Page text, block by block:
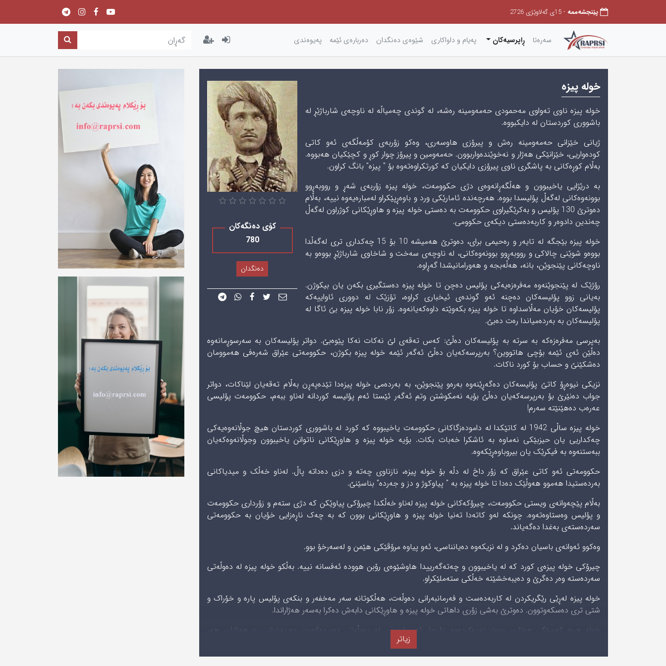
پێنجشەممه - 15ی گەلاوێژی 2726
سەرەتا ڕاپرسیەکان په‌یام و داواكاری‌ شێوه‌ی‌ ده‌نگدان دەربارەی ئێمه پەیوەندی
کۆی دەنگەکان
780
دەنگدان
خولە پیزە
خولە پیزە ناوی تەواوی مەحمودی حەمەومینە رەشە، لە گوندی چەمیاڵە لە ناوچەی شارباژێڕ له
باشووری‌ كوردستان لە دایکبووە.
ژیانی خێزانی حەمەومینە رەش و پیرۆزی هاوسەری، وەکو زۆربەی کۆمەڵگەی ئەو کاتی
کودەواریی، خێزانێکی هەژار و نەخوێندەواربوون. حەمەومین و پیرۆز چوار کوڕ و کچێکیان هەبووە.
بەڵام کوڕەکانی بە پاشگری ناوی پیرۆزی دایکیان کە کورتکراوەتەوە بۆ " پیزە" بانگ کراون.
بە درێژایی یاخیبوون و هەڵگەڕانەوەی دژی حکوومەت، خولە پیزە زۆربەی شەڕ و رووبەڕوو
بوونەوەکانی لەگەڵ پۆلیسدا بووە. هەرچەندە ئامارێکی ورد و باوەڕپێکراو لەمبارەیەوە نییە، بەڵام
دەوترێ 130 پۆلیس و بەکرێگیراوی حکوومەت بە دەستی خولە پیزە و هاوڕێکانی کوژراون لەگەڵ
چەندین دادوەر و کاربەدەستی دیکەی حکوومی.
خولە پیزە بێجگە لە تایەر و رەحیمی برای، دەوترێ هەمیشە 10 بۆ 15 چەکداری تری لەگەڵدا
بووەو شوێنی چالاکی و رووبەڕوو بوونەوەکانی، لە ناوچەی سەخت و شاخاوی شارباژێڕ بووەو بە
ناوچەکانی پێنجوێن، بانە، هەڵەبجە و هەورامانیشدا گەڕاوە.
رۆژێک لە پێنجوێنەوە مەفرەزەیەکی پۆلیس دەچن تا خولە پیزە دەستگیری بکەن یان بیکوژن.
بەیانی زوو پۆلیسەکان دەچنە ئەو گوندەی ئیخباری کراوە، تۆزێک لە دووری ئاواییەکە
پۆلیسەکان خۆیان مەڵاسداوە تا خولە پیزە بکەوێتە داوەکەیانەوە. زۆر نابا خولە پیزە بێ ئاگا لە
پۆلیسەکان بە بەردەمیاندا رەت دەبێ.
بەپرسی مەفرەزەکە بە سرتە بە پۆلیسەکان دەڵێ: کەس تەقەی لێ نەکات نەکا پێوەبێ. دواتر پۆلیسەکان بە سەرسوڕمانەوە
دەڵێن ئەی ئێمە بۆچی هاتووین؟ بەرپرسەکەیان دەڵێ ئەگەر ئێمە خولە پیزە بکوژن، حکوومەتی عێراق شەرەفی هەموومان
دەشکێنێ و حساب بۆ کورد ناکات.
نزیکی نیوەڕۆ کاتێ پۆلیسەکان دەگەڕێنەوە بەرەو پێنجوێن، بە بەردەمی خولە پیزەدا تێدەپەڕن بەڵام تەقەیان لێناکات، دواتر
جواب دەنێرێ بۆ بەرپرسەکەیان دەڵێ بۆیە نەمکوشتن وتم ئەگەر ئێستا ئەم پۆلیسە کوردانە لەناو ببەم، حکوومەت پۆلیسی
عەرەب دەهێنێتە سەرم!
خولە پیزە ساڵی 1942 له‌ كاتێكدا لە دامودەزگاکانی حکوومەت یاخیبووە كه‌ کورد لە باشووری کوردستان هیچ جوڵانەوەیەکی
چەکداریی یان حیزبێکی نەماوە بە ئاشکرا خەبات بکات. بۆیە خولە پیزە و هاوڕێکانی ناتوانن یاخیبوون وجوڵانەوەکەیان
ببەستنەوە بە فیکرێک یان بیروباوەڕێکەوە.
حکوومەتی ئەو کاتی عێراق کە زۆر داخ لە دڵە بۆ خولە پیزە، نازناوی چەتە و دزی دەداتە پاڵ. لەناو خەڵک و میدیاکانی
بەردەستیدا هەموو هەوڵێک دەدا تا خولە پیزە بە " پیاوکوژ و دز و جەردە" بناسێنێ.
بەڵام پێچەوانەی ویستی حکوومەت، چیرۆکەکانی خولە پیزە لەناو خەڵکدا چیرۆکی پیاوێکن کە دژی ستەم و زۆرداری حکوومەت
و پۆلیس وەستاوەتەوە. چونکە لەو کاتەدا تەنیا خولە پیزە و هاوڕێکانی بوون کە بە چەک ناڕەزایی خۆیان بە حکوومەتی
سەردەستەی بەغدا دەگەیاند.
وەکوو ئەوانەی باسیان دەکرد و لە نزیکەوە دەیانناسی، ئەو پیاوە مرۆڤێکی هێمن و لەسەرخۆ بوو.
چیرۆکی خولە پیزەی کورد کە لە یاخیبوون و چەتەگەرییدا هاوشێوەی رۆبن هوودە ئەفسانە نییە. بەڵکو خولە پیزە لە دەوڵەتی
سەردەستە وەر دەگرێ و دەیبەخشێتە خەڵکی ستەملێکراو.
خولە پیزە لەڕێی رێگریکردن لە کاربەدەست و فەرمانبەرانی دەوڵەت، هەڵکوتانە سەر مەخفەر و بنکەی پۆلیس پارە و خۆراک و
شتی تری دەسکەوتوون. دەوترێ بەشی زۆری داهاتی خولە پیزە و هاوڕێکانی دابەش دەکرا بەسەر هەژاراندا.
خولە هیچ کەسێکی هەژاری رووت نەدەکردەوە. زۆرجار ئەو پارەیەی لە دەوڵەتی دەسدەکەوت دەیبەخشی بە هەژاران، هەر
زیاتر